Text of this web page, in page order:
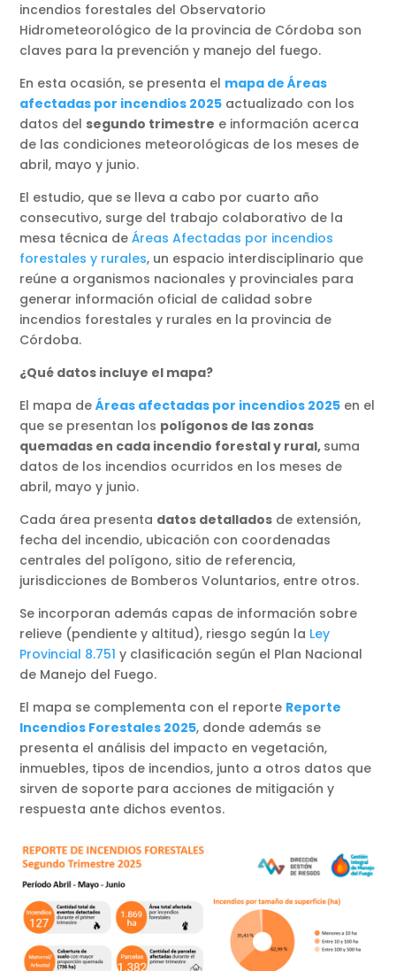
incendios forestales del Observatorio
Hidrometeorológico de la provincia de Córdoba son
claves para la prevención y manejo del fuego.
En esta ocasión, se presenta el mapa de Áreas
afectadas por incendios 2025 actualizado con los
datos del segundo trimestre e información acerca
de las condiciones meteorológicas de los meses de
abril, mayo y junio.
El estudio, que se lleva a cabo por cuarto año
consecutivo, surge del trabajo colaborativo de la
mesa técnica deÁreas Afectadas por incendios
forestales y rurales, un espacio interdisciplinario que
reúne a organismos nacionales y provinciales para
generar información oficial de calidad sobre
incendios forestales y rurales en la provincia de
Córdoba.
¿Qué datos incluye el mapa?
El mapa deÁreas afectadas por incendios 2025 en el
que se presentan los polígonos de las zonas
quemadas en cada incendio forestal y rural, suma
datos de los incendios ocurridos en los meses de
abril, mayo y junio.
Cada área presenta datos detallados de extensión,
fecha del incendio, ubicación con coordenadas
centrales del polígono, sitio de referencia,
jurisdicciones de Bomberos Voluntarios, entre otros.
Se incorporan además capas de información sobre
relieve (pendiente y altitud), riesgo según la Ley
Provincial 8.751 y clasificación según el Plan Nacional
de Manejo del Fuego.
El mapa se complementa con el reporte Reporte
Incendios Forestales 2025, donde además se
presenta el análisis del impacto en vegetación,
inmuebles, tipos de incendios, junto a otros datos que
sirven de soporte para acciones de mitigación y
respuesta ante dichos eventos.